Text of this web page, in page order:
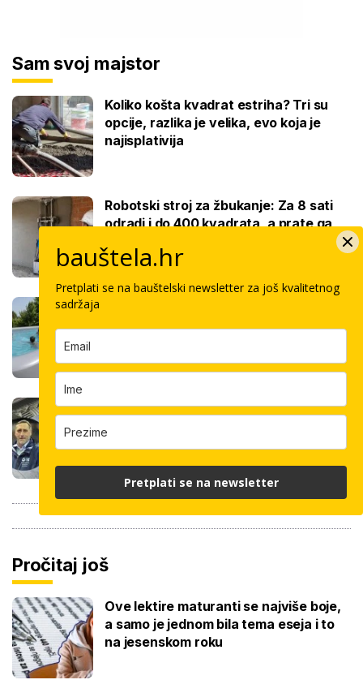
Sam svoj majstor
Koliko košta kvadrat estriha? Tri su
opcije, razlika je velika, evo koja je
najisplativija
Robotski stroj za žbukanje: Za 8 sati
odradi i do 400 kvadrata, a prate ga
Koliko košta keramičar za kvadrat
dimenzije keramike, ali i lokacija
Pročitaj još
Ove lektire maturanti se najviše boje,
a samo je jednom bila tema eseja i to
na jesenskom roku
bauštela.hr
Pretplati se na bauštelski newsletter za još kvalitetnog
sadržaja
Pretplati se na newsletter